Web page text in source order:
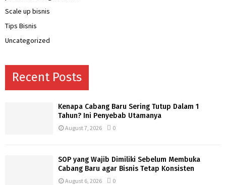
Scale up bisnis
Tips Bisnis
Uncategorized
Recent Posts
Kenapa Cabang Baru Sering Tutup Dalam 1
Tahun? Ini Penyebab Utamanya
August 7, 2026 0
SOP yang Wajib Dimiliki Sebelum Membuka
Cabang Baru agar Bisnis Tetap Konsisten
August 6, 2026 0